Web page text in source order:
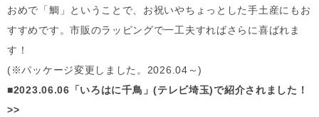
おめで「鯛」ということで、お祝いやちょっとした手土産にもお
すすめです。市販のラッピングで一工夫すればさらに喜ばれま
す！
(※パッケージ変更しました。2026.04～)
■2023.06.06「いろはに千鳥」(テレビ埼玉)で紹介されました！
>>